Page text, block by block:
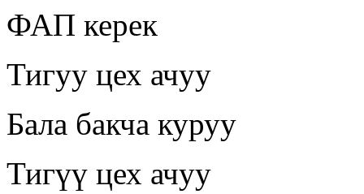
ФАП керек
Тигуу цех ачуу
Бала бакча куруу
Тигүү цех ачуу